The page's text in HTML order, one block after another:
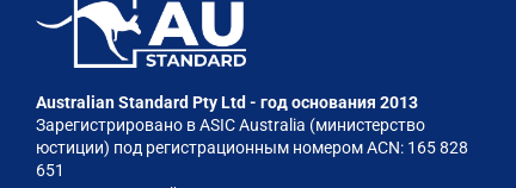
Australian Standard Pty Ltd - год основания 2013
Зарегистрировано в ASIC Australia (министерство
юстиции) под регистрационным номером ACN: 165 828
651